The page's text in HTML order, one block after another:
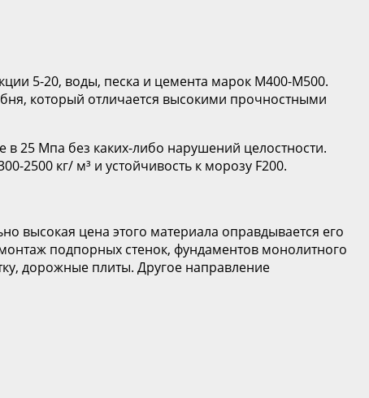
5-20, воды, песка и цемента марок М400-М500.
который отличается высокими прочностными
в 25 Мпа без каких-либо нарушений целостности.
2500 кг/ м³ и устойчивость к морозу F200.
высокая цена этого материала оправдывается его
подпорных стенок, фундаментов монолитного
дорожные плиты. Другое направление